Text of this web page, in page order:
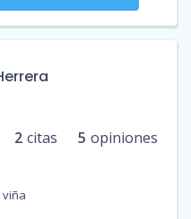
2 citas 5 opiniones
viña